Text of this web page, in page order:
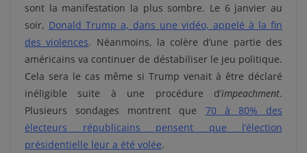
sont la manifestation la plus sombre. Le 6 janvier au
soir, Donald Trump a, dans une vidéo, appelé à la fin
des violences. Néanmoins, la colère d’une partie des
américains va continuer de déstabiliser le jeu politique.
Cela sera le cas même si Trump venait à être déclaré
inéligible suite à une procédure d’impeachment.
Plusieurs sondages montrent que 70 à 80% des
électeurs républicains pensent que l’élection
présidentielle leur a été volée.